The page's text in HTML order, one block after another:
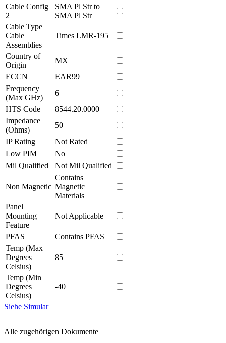
Cable Config
2
SMA Pl Str to
SMA Pl Str
Cable Type
Cable
Assemblies
Times LMR-195
Country of
Origin
MX
ECCN
EAR99
Frequency
(Max GHz)
6
HTS Code
8544.20.0000
Impedance
(Ohms)
50
IP Rating
Not Rated
Low PIM
No
Mil Qualified
Not Mil Qualified
Non Magnetic
Contains
Magnetic
Materials
Panel
Mounting
Feature
Not Applicable
PFAS
Contains PFAS
Temp (Max
Degrees
Celsius)
85
Temp (Min
Degrees
Celsius)
-40
Siehe Simular
Alle zugehörigen Dokumente